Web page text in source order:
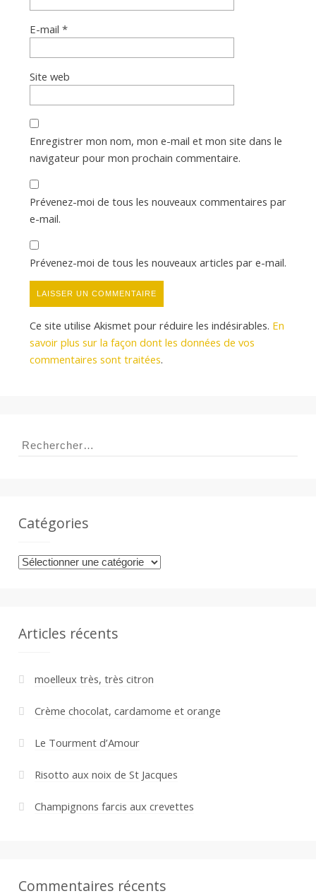
E-mail *
Site web
Enregistrer mon nom, mon e-mail et mon site dans le
navigateur pour mon prochain commentaire.
Prévenez-moi de tous les nouveaux commentaires par
e-mail.
Prévenez-moi de tous les nouveaux articles par e-mail.
Ce site utilise Akismet pour réduire les indésirables. En
savoir plus sur la façon dont les données de vos
commentaires sont traitées.
Rechercher :
Catégories
Catégories
Articles récents
moelleux très, très citron
Crème chocolat, cardamome et orange
Le Tourment d’Amour
Risotto aux noix de St Jacques
Champignons farcis aux crevettes
Commentaires récents